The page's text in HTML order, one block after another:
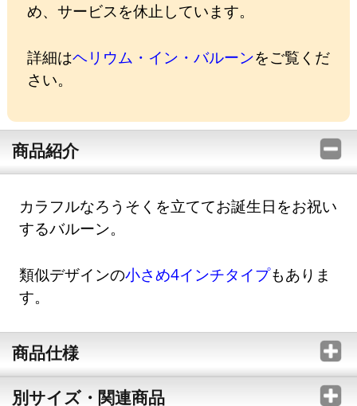
め、サービスを休止しています。
詳細はヘリウム・イン・バルーンをご覧くだ
さい。
商品紹介
カラフルなろうそくを立ててお誕生日をお祝い
するバルーン。
類似デザインの小さめ4インチタイプもありま
す。
商品仕様
別サイズ・関連商品